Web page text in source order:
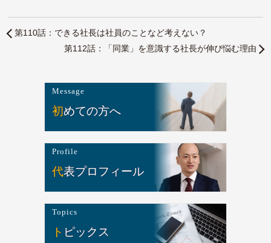
第110話：できる社長は社員のことなど考えない？
第112話：「同業」を意識する社長が伸び悩む理由
Message
初めての方へ
Profile
代表プロフィール
Topics
トピックス